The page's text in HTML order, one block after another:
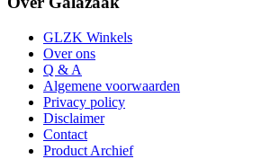
GLZK Winkels
Over ons
Q & A
Algemene voorwaarden
Privacy policy
Disclaimer
Contact
Product Archief